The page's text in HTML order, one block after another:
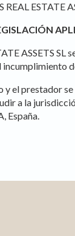
ESTATE
ASSETS
y el prestador
a la
España.